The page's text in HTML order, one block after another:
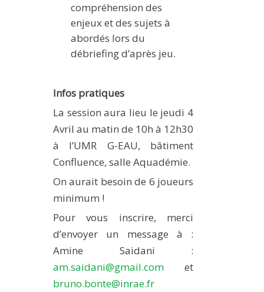
compréhension des
enjeux et des sujets à
abordés lors du
débriefing d’après jeu.
Infos pratiques
La session aura lieu le jeudi 4
Avril au matin de 10h à 12h30
à l’UMR G-EAU, bâtiment
Confluence, salle Aquadémie.
On aurait besoin de 6 joueurs
minimum !
Pour vous inscrire, merci
d’envoyer un message à :
Amine Saidani :
am.saidani@gmail.com et
bruno.bonte@inrae.fr